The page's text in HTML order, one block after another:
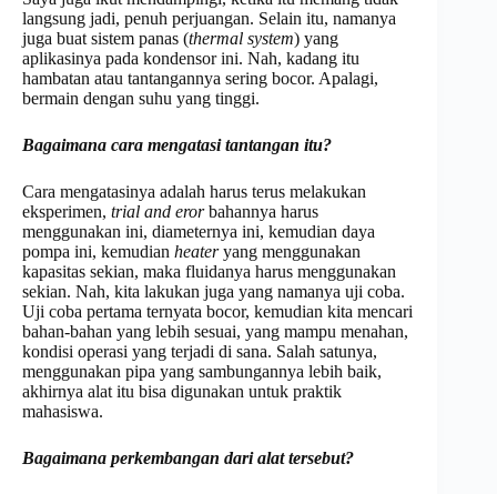
langsung jadi, penuh perjuangan. Selain itu, namanya
juga buat sistem panas (thermal system) yang
aplikasinya pada kondensor ini. Nah, kadang itu
hambatan atau tantangannya sering bocor. Apalagi,
bermain dengan suhu yang tinggi.
Bagaimana cara mengatasi tantangan itu?
Cara mengatasinya adalah harus terus melakukan
eksperimen, trial and erorbahannya harus
menggunakan ini, diameternya ini, kemudian daya
pompa ini, kemudian heateryang menggunakan
kapasitas sekian, maka fluidanya harus menggunakan
sekian. Nah, kita lakukan juga yang namanya uji coba.
Uji coba pertama ternyata bocor, kemudian kita mencari
bahan-bahan yang lebih sesuai, yang mampu menahan,
kondisi operasi yang terjadi di sana. Salah satunya,
menggunakan pipa yang sambungannya lebih baik,
akhirnya alat itu bisa digunakan untuk praktik
mahasiswa.
Bagaimana perkembangan dari alat tersebut?